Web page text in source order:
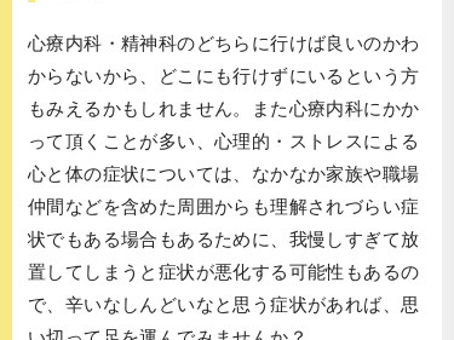
心療内科・精神科のどちらに行けば良いのかわ
からないから、どこにも行けずにいるという方
もみえるかもしれません。また心療内科にかか
って頂くことが多い、心理的・ストレスによる
心と体の症状については、なかなか家族や職場
仲間などを含めた周囲からも理解されづらい症
状でもある場合もあるために、我慢しすぎて放
置してしまうと症状が悪化する可能性もあるの
で、辛いなしんどいなと思う症状があれば、思